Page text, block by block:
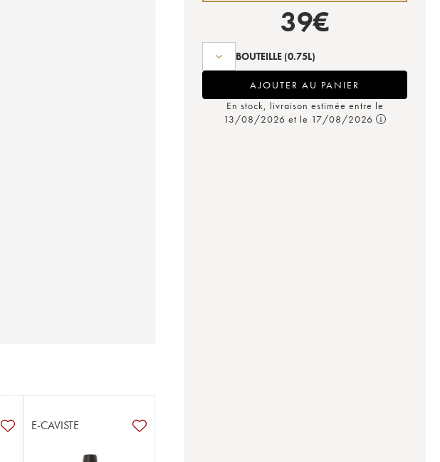
E-CAVISTE
39€
BOUTEILLE (0.75L)
AJOUTER AU PANIER
En stock, livraison estimée entre le
13/08/2026 et le 17/08/2026